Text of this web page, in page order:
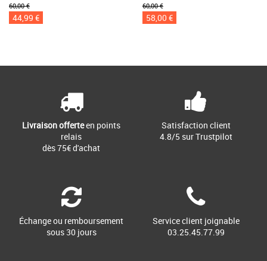
60,00 €
44,99 €
60,00 €
58,00 €
Livraison offerteen points
relais
dès 75€ d'achat
Satisfaction client
4.8/5 sur Trustpilot
Échange ou remboursement
sous 30 jours
Service client joignable
03.25.45.77.99